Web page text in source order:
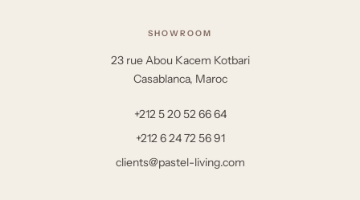
SHOWROOM
23 rue Abou Kacem Kotbari
Casablanca, Maroc
+212 5 20 52 66 64
+212 6 24 72 56 91
clients@pastel-living.com